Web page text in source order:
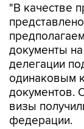
"В качестве
документы
делегации
одинаковым
документов.
визы
федерации.